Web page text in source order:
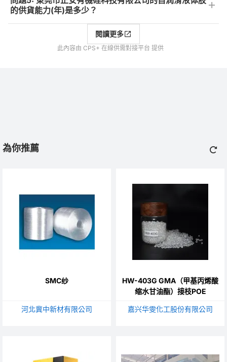
的供貨能力(年)是多少？
閱讀更多
此內容由 CPS+ 在線供需對接平台 提供
為你推薦
SMC纱
河北冀中新材有限公司
HW-403G GMA（甲基丙烯酸
缩水甘油酯）接枝POE
嘉兴华雯化工股份有限公司